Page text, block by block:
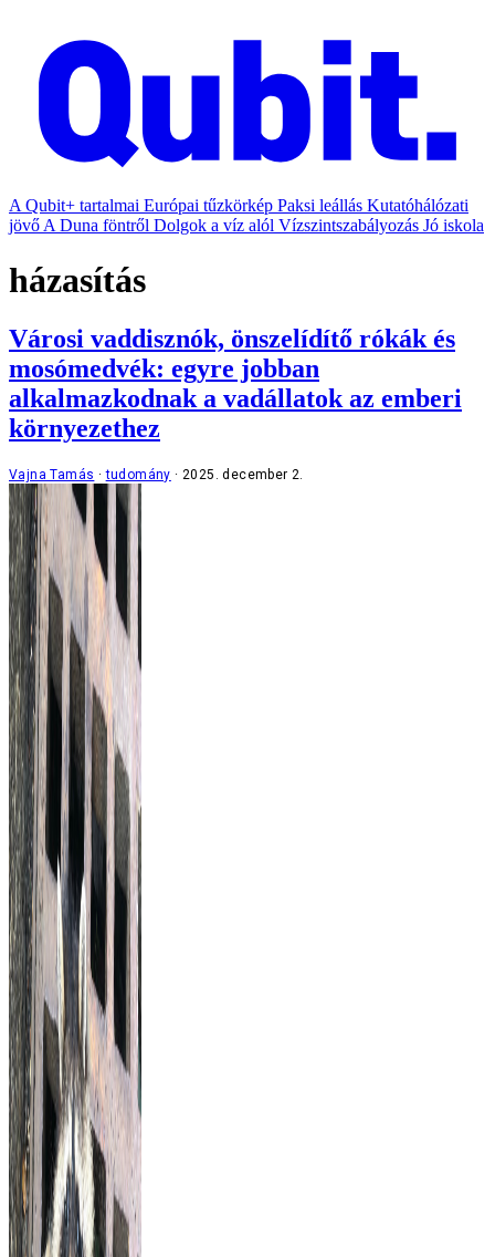
A Qubit+ tartalmai Európai tűzkörkép Paksi leállás Kutatóhálózati
jövő A Duna föntről Dolgok a víz alól Vízszintszabályozás Jó iskola
házasítás
Városi vaddisznók, önszelídítő rókák és
mosómedvék: egyre jobban
alkalmazkodnak a vadállatok az emberi
környezethez
Vajna Tamás tudomány 2025. december 2.